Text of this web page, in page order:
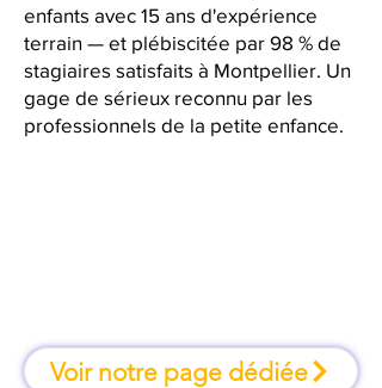
enfants avec 15 ans d'expérience
terrain — et plébiscitée par 98 % de
stagiaires satisfaits à Montpellier. Un
gage de sérieux reconnu par les
professionnels de la petite enfance.
Voir notre page dédiée